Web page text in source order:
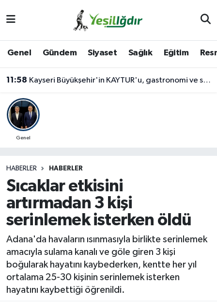
Genel Gündem Siyaset Sağlık Eğitim
11:58 Kayseri Büyükşehir'in KAYTUR'u, gastronomi ve sosyal yaşamın güçlü adresi
Genel
HABERLER HABERLER
Sıcaklar etkisini
artırmadan 3 kişi
serinlemek isterken öldü
Adana'da havaların ısınmasıyla birlikte serinlemek
amacıyla sulama kanalı ve göle giren 3 kişi
boğularak hayatını kaybederken, kentte her yıl
ortalama 25-30 kişinin serinlemek isterken
hayatını kaybettiği öğrenildi.
İğdir Namaz Vakitleri
Iğdır Trafik Yoğunluk Haritası
Süper Lig Puan Durumu ve Fikstür
Son Dakika Haberleri
Haber Arşivi